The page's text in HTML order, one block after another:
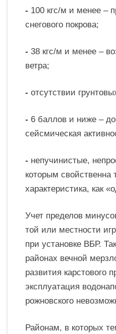
- 100 кгс/м и менее –
снегового покрова;
- 38 кгс/м и менее –
ветра;
- отсутствии
- 6 баллов и ниже –
сейсмическая
- непучинистые,
которым свойственна
характеристика, как
Учет пределов
той или местности
при установке ВБР.
районах вечной
развития карстового
эксплуатация
рожновского
Районам, в которых